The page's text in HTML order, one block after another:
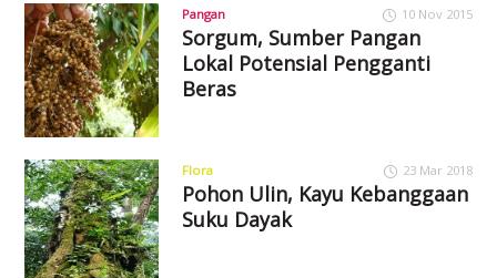
Pangan 10 Nov 2015
Sorgum, Sumber Pangan
Lokal Potensial Pengganti
Beras
Flora 23 Mar 2018
Pohon Ulin, Kayu Kebanggaan
Suku Dayak